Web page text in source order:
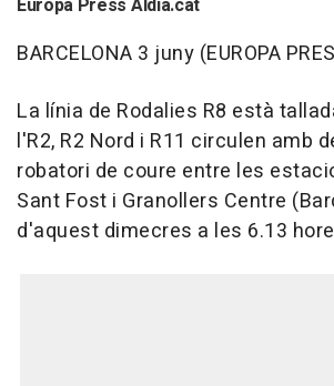
Europa Press Aldia.cat
BARCELONA 3 juny (EUROPA
La línia de Rodalies R8 està
l'R2, R2 Nord i R11 circulen amb
robatori de coure entre les
Sant Fost i Granollers Centre
d'aquest dimecres a les 6.13